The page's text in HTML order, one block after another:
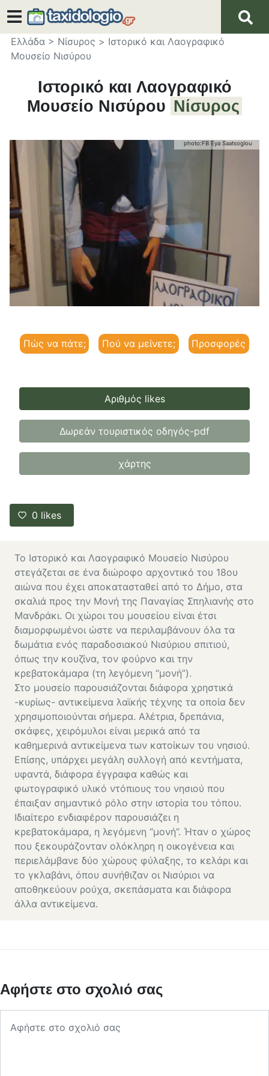
Ελλάδα > Νίσυρος > Ιστορικό και Λαογραφικό
Μουσείο Νισύρου
Ιστορικό και Λαογραφικό
Μουσείο Νισύρου Νίσυρος
photo:FB Eya Saatsoglou
Πώς να πάτε; Πού να μείνετε; Προσφορές
Αριθμός likes
Δωρεάν τουριστικός οδηγός-pdf
χάρτης
0 likes
Το Ιστορικό και Λαογραφικό Μουσείο Νισύρου
στεγάζεται σε ένα διώροφο αρχοντικό του 18ου
αιώνα που έχει αποκατασταθεί από το Δήμο, στα
σκαλιά προς την Μονή της Παναγίας Σπηλιανής στο
Μανδράκι. Οι χώροι του μουσείου είναι έτσι
διαμορφωμένοι ώστε να περιλαμβάνουν όλα τα
δωμάτια ενός παραδοσιακού Νισύριου σπιτιού,
όπως την κουζίνα, τον φούρνο και την
κρεβατοκάμαρα (τη λεγόμενη “μονή”).
Στο μουσείο παρουσιάζονται διάφορα χρηστικά
-κυρίως- αντικείμενα λαϊκής τέχνης τα οποία δεν
χρησιμοποιούνται σήμερα. Αλέτρια, δρεπάνια,
σκάφες, χειρόμυλοι είναι μερικά από τα
καθημερινά αντικείμενα των κατοίκων του νησιού.
Επίσης, υπάρχει μεγάλη συλλογή από κεντήματα,
υφαντά, διάφορα έγγραφα καθώς και
φωτογραφικό υλικό ντόπιους του νησιού που
έπαιξαν σημαντικό ρόλο στην ιστορία του τόπου.
Ιδιαίτερο ενδιαφέρον παρουσιάζει η
κρεβατοκάμαρα, η λεγόμενη “μονή”. Ήταν ο χώρος
που ξεκουράζονταν ολόκληρη η οικογένεια και
περιελάμβανε δύο χώρους φύλαξης, το κελάρι και
το γκλαβάνι, όπου συνήθιζαν οι Νισύριοι να
αποθηκεύουν ρούχα, σκεπάσματα και διάφορα
άλλα αντικείμενα.
Αφήστε στο σχολιό σας